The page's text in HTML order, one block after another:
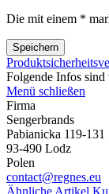
Die mit einem *
Speichern
Folgende Infos sind
Menü schließen
Firma
Sengerbrands
Pabianicka 119-131
93-490 Lodz
Polen
contact@regnes.eu
Ähnliche Artikel